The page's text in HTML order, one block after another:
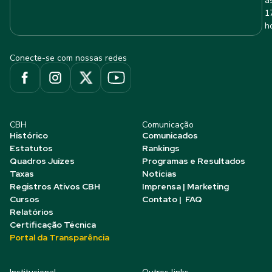
Conecte-se com nossas redes
CBH
Histórico
Estatutos
Quadros Juízes
Taxas
Registros Ativos CBH
Cursos
Relatórios
Certificação Técnica
Portal da Transparência
Comunicação
Comunicados
Rankings
Programas e Resultados
Notícias
Imprensa | Marketing
Contato | FAQ